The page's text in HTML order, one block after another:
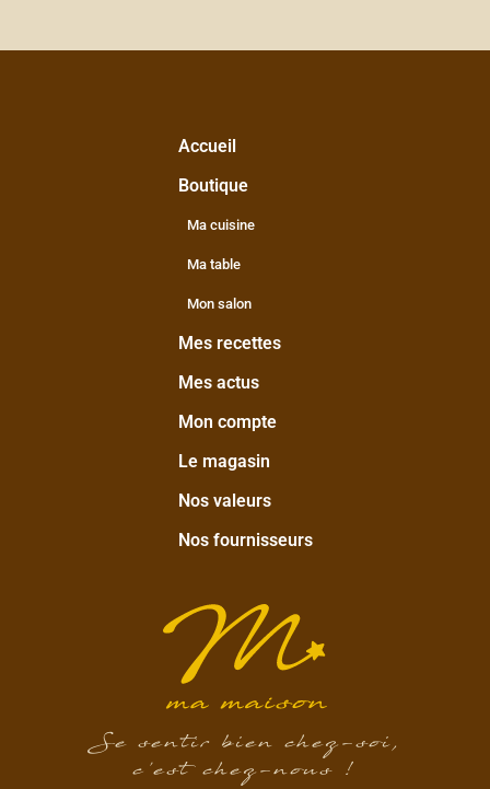
Accueil
Boutique
Ma cuisine
Ma table
Mon salon
Mes recettes
Mes actus
Mon compte
Le magasin
Nos valeurs
Nos fournisseurs
Se sentir bien chez-soi,
c’est chez-nous !